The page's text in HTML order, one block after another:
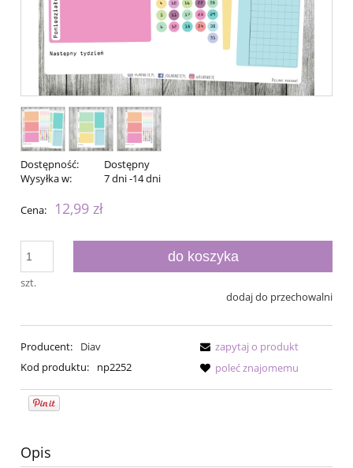
Dostępność:
Dostępny
Wysyłka w:
7 dni -14 dni
Cena: 12,99 zł
szt.
do koszyka
dodaj do przechowalni
Producent:
Diav
Kod produktu:
np2252
zapytaj o produkt
poleć znajomemu
Opis